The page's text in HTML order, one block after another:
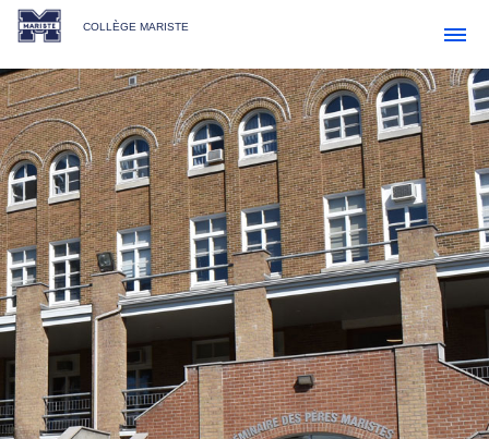
COLLÈGE MARISTE